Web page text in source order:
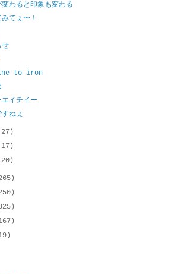
変わると印象も変わる
てぇ〜！
せ
to iron
エイチイー
ねぇ